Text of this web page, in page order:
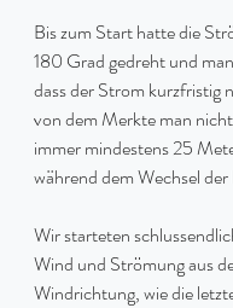
Bis zum Start hatte die
180 Grad gedreht und
dass der Strom kurzfristig
von dem Merkte man
immer mindestens 25
während dem Wechsel
Wir starteten
Wind und Strömung aus
Windrichtung, wie die